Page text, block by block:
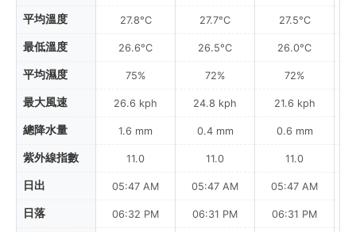
平均溫度
最低溫度
平均濕度
最大風速
總降水量
紫外線指數
日出
日落
27.8°C
26.6°C
75%
26.6 kph
1.6 mm
11.0
05:47 AM
06:32 PM
27.7°C
26.5°C
72%
24.8 kph
0.4 mm
11.0
05:47 AM
06:31 PM
27.5°C
26.0°C
72%
21.6 kph
0.6 mm
11.0
05:47 AM
06:31 PM